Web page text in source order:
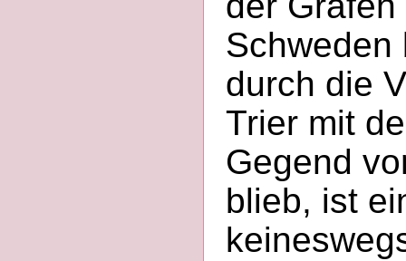
Schweden
durch die
Trier mit
Gegend
blieb, ist